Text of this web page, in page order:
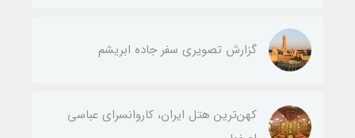
گزارش تصویری سفر جاده ابریشم
کهن‌ترین هتل ایران، کاروانسرای عباسی